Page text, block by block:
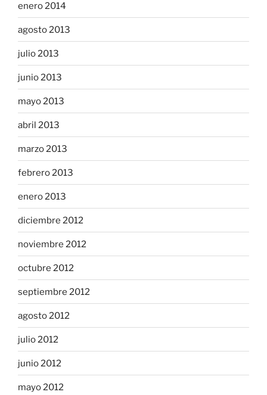
enero 2014
agosto 2013
julio 2013
junio 2013
mayo 2013
abril 2013
marzo 2013
febrero 2013
enero 2013
diciembre 2012
noviembre 2012
octubre 2012
septiembre 2012
agosto 2012
julio 2012
junio 2012
mayo 2012